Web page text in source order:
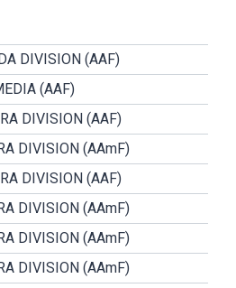
DIVISION (AAF)
(AAF)
DIVISION (AAF)
DIVISION (AAmF)
DIVISION (AAF)
DIVISION (AAmF)
DIVISION (AAmF)
DIVISION (AAmF)